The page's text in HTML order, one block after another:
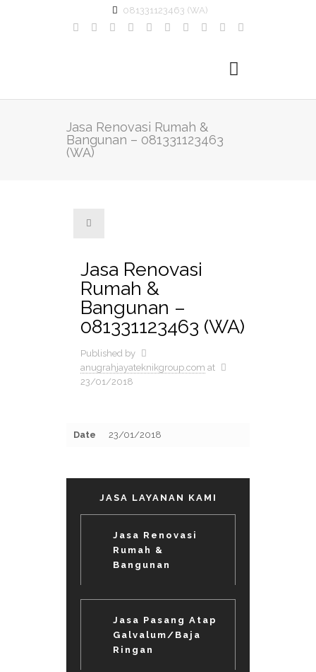
081331123463 (WA)
Jasa Renovasi Rumah &
Bangunan – 081331123463
(WA)
Jasa Renovasi
Rumah &
Bangunan –
081331123463 (WA)
Published by
anugrahjayateknikgroup.com at
23/01/2018
Date 23/01/2018
JASA LAYANAN KAMI
Jasa Renovasi
Rumah &
Bangunan
Jasa Pasang Atap
Galvalum/Baja
Ringan